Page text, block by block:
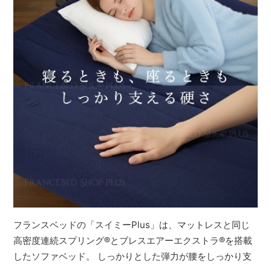
フランスベッドの「スイミーPlus」は、マットレスと同じ
高密度連続スプリング®とブレスエアーエクストラ®を搭載
したソファベッド。 しっかりとした弾力が腰をしっかり支